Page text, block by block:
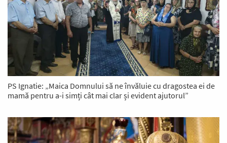
PS Ignatie: „Maica Domnului să ne învăluie cu dragostea ei de
mamă pentru a-i simți cât mai clar și evident ajutorul”